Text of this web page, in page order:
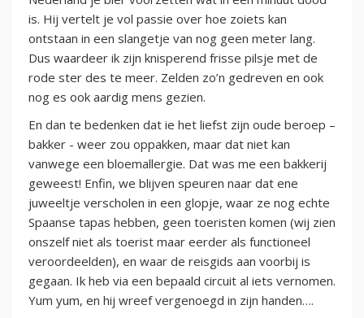
is. Hij vertelt je vol passie over hoe zoiets kan
ontstaan in een slangetje van nog geen meter lang.
Dus waardeer ik zijn knisperend frisse pilsje met de
rode ster des te meer. Zelden zo’n gedreven en ook
nog es ook aardig mens gezien.
En dan te bedenken dat ie het liefst zijn oude beroep –
bakker - weer zou oppakken, maar dat niet kan
vanwege een bloemallergie. Dat was me een bakkerij
geweest! Enfin, we blijven speuren naar dat ene
juweeltje verscholen in een glopje, waar ze nog echte
Spaanse tapas hebben, geen toeristen komen (wij zien
onszelf niet als toerist maar eerder als functioneel
veroordeelden), en waar de reisgids aan voorbij is
gegaan. Ik heb via een bepaald circuit al iets vernomen.
Yum yum, en hij wreef vergenoegd in zijn handen….